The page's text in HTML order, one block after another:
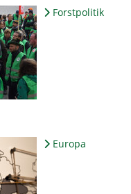
Forstpolitik
Europa